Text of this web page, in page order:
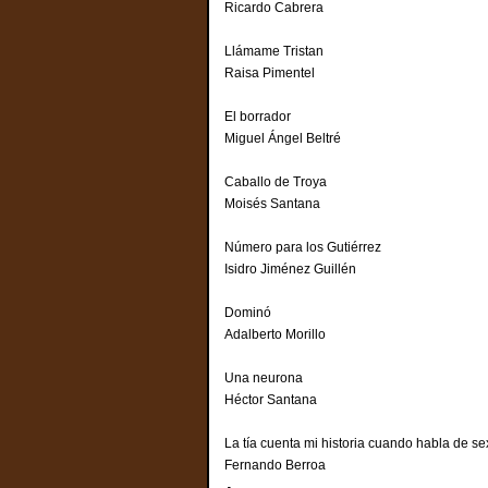
Ricardo Cabrera
Llámame Tristan
Raisa Pimentel
El borrador
Miguel Ángel Beltré
Caballo de Troya
Moisés Santana
Número para los Gutiérrez
Isidro Jiménez Guillén
Dominó
Adalberto Morillo
Una neurona
Héctor Santana
La tía cuenta mi historia cuando habla de
Fernando Berroa